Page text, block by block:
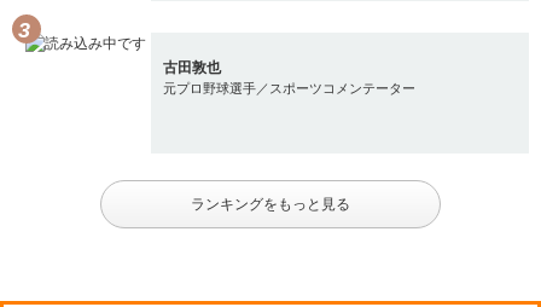
古田敦也
元プロ野球選手／スポーツコメンテーター
ランキングをもっと見る